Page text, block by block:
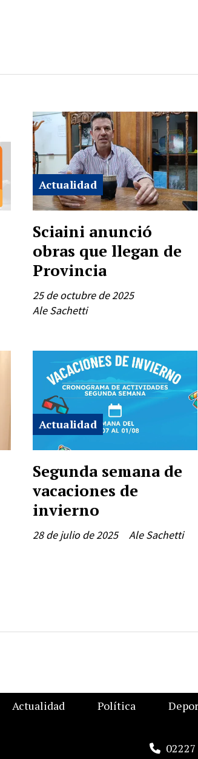
Sciaini anunció
obras que llegan de
Provincia
Ale Sachetti
Actualidad
25 de octubre de 2025
Segunda semana de
vacaciones de
invierno
Ale Sachetti
Actualidad
28 de julio de 2025
Actualidad Política